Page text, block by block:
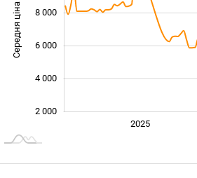
Середня ціна
2 000
4 000
6 000
8 000
2025